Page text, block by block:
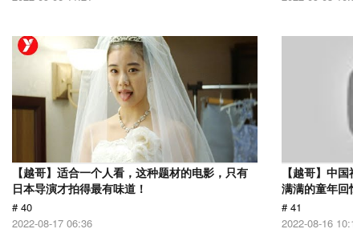
【越哥】适合一个人看，这种题材的电影，只有
日本导演才拍得最有味道！
# 40
2022-08-17 06:36
【越哥】中
满满的童年回
# 41
2022-08-16